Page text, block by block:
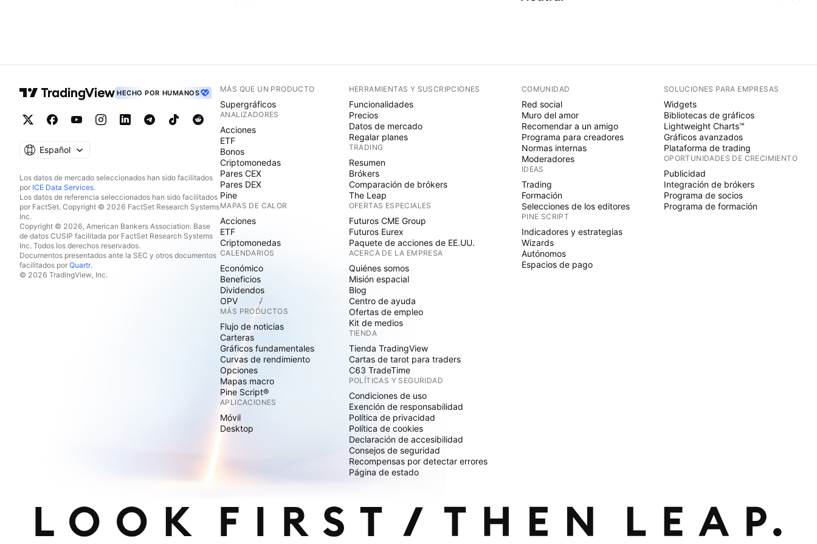
HECHO POR HUMANOS
Español
Los datos de mercado seleccionados han sido facilitados
por ICE Data Services.
Los datos de referencia seleccionados han sido facilitados
por FactSet. Copyright © 2026 FactSet Research Systems
Inc.
Copyright © 2026, American Bankers Association. Base
de datos CUSIP facilitada por FactSet Research Systems
Inc. Todos los derechos reservados.
Documentos presentados ante la SEC y otros documentos
facilitados por Quartr.
© 2026 TradingView, Inc.
MÁS QUE UN PRODUCTO
Supergráficos
ANALIZADORES
Acciones
ETF
Bonos
Criptomonedas
Pares CEX
Pares DEX
Pine
MAPAS DE CALOR
Acciones
ETF
Criptomonedas
CALENDARIOS
Económico
Beneficios
Dividendos
OPV
MÁS PRODUCTOS
Flujo de noticias
Carteras
Gráficos fundamentales
Curvas de rendimiento
Opciones
Mapas macro
Pine Script®
APLICACIONES
Móvil
Desktop
HERRAMIENTAS Y SUSCRIPCIONES
Funcionalidades
Precios
Datos de mercado
Regalar planes
TRADING
Resumen
Brókers
Comparación de brókers
The Leap
OFERTAS ESPECIALES
Futuros CME Group
Futuros Eurex
Paquete de acciones de EE.UU.
ACERCA DE LA EMPRESA
Quiénes somos
Misión espacial
Blog
Centro de ayuda
Ofertas de empleo
Kit de medios
TIENDA
Tienda TradingView
Cartas de tarot para traders
C63 TradeTime
POLÍTICAS Y SEGURIDAD
Condiciones de uso
Exención de responsabilidad
Política de privacidad
Política de cookies
Declaración de accesibilidad
Consejos de seguridad
Recompensas por detectar errores
Página de estado
COMUNIDAD
Red social
Muro del amor
Recomendar a un amigo
Programa para creadores
Normas internas
Moderadores
IDEAS
Trading
Formación
Selecciones de los editores
PINE SCRIPT
Indicadores y estrategias
Wizards
Autónomos
Espacios de pago
SOLUCIONES PARA EMPRESAS
Widgets
Bibliotecas de gráficos
Lightweight Charts™
Gráficos avanzados
Plataforma de trading
OPORTUNIDADES DE CRECIMIENTO
Publicidad
Integración de brókers
Programa de socios
Programa de formación